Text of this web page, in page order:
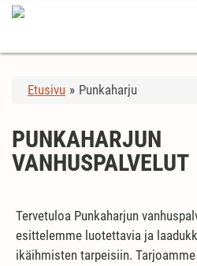
Etusivu » Punkaharju
PUNKAHARJUN
VANHUSPALVELUT
Tervetuloa Punkaharjun
esittelemme luotettavia ja
ikäihmisten tarpeisiin.